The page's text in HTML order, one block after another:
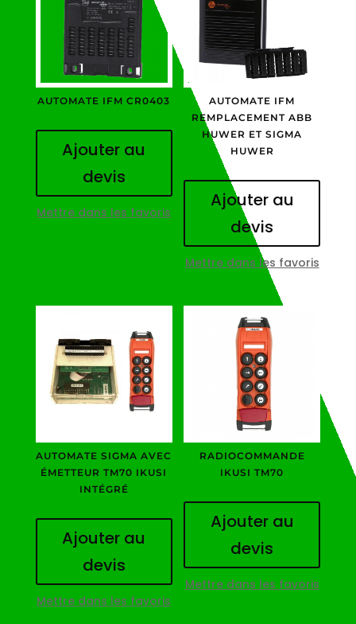
AUTOMATE IFM CR0403
Ajouter au
devis
Mettre dans les favoris
AUTOMATE IFM
REMPLACEMENT ABB
HUWER ET SIGMA
HUWER
Ajouter au
devis
Mettre dans les favoris
AUTOMATE SIGMA AVEC
ÉMETTEUR TM70 IKUSI
INTÉGRÉ
Ajouter au
devis
Mettre dans les favoris
RADIOCOMMANDE
IKUSI TM70
Ajouter au
devis
Mettre dans les favoris